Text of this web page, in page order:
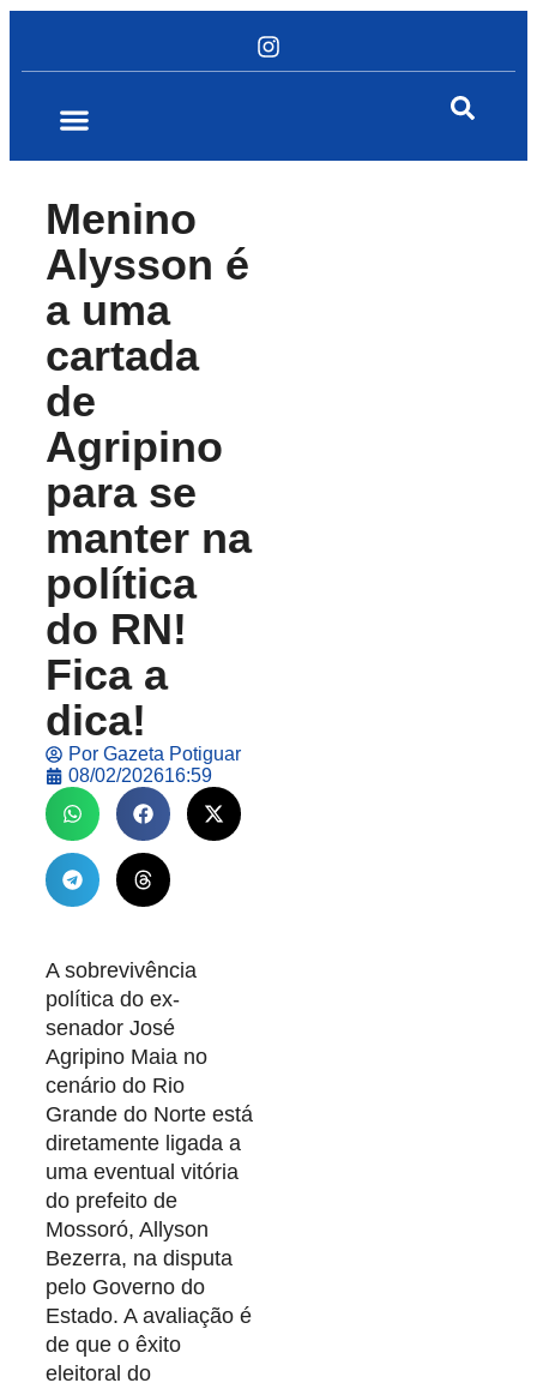
Menino
Alysson é
a uma
cartada
de
Agripino
para se
manter na
política
do RN!
Fica a
dica!
Por Gazeta Potiguar
08/02/202616:59
A sobrevivência
política do ex-
senador José
Agripino Maia no
cenário do Rio
Grande do Norte está
diretamente ligada a
uma eventual vitória
do prefeito de
Mossoró, Allyson
Bezerra, na disputa
pelo Governo do
Estado. A avaliação é
de que o êxito
eleitoral do